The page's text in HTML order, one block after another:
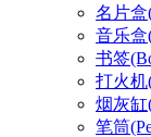
名片盒
音乐盒
书签
打火机
烟灰缸
笔筒